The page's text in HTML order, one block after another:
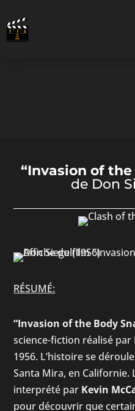
“Invasion of
de Don
RÉSUMÉ:
“Invasion of the Body
science-fiction réalisé par
1956. L’histoire se
Santa Mira, en Californie.
interprété par Kevin
pour découvrir que